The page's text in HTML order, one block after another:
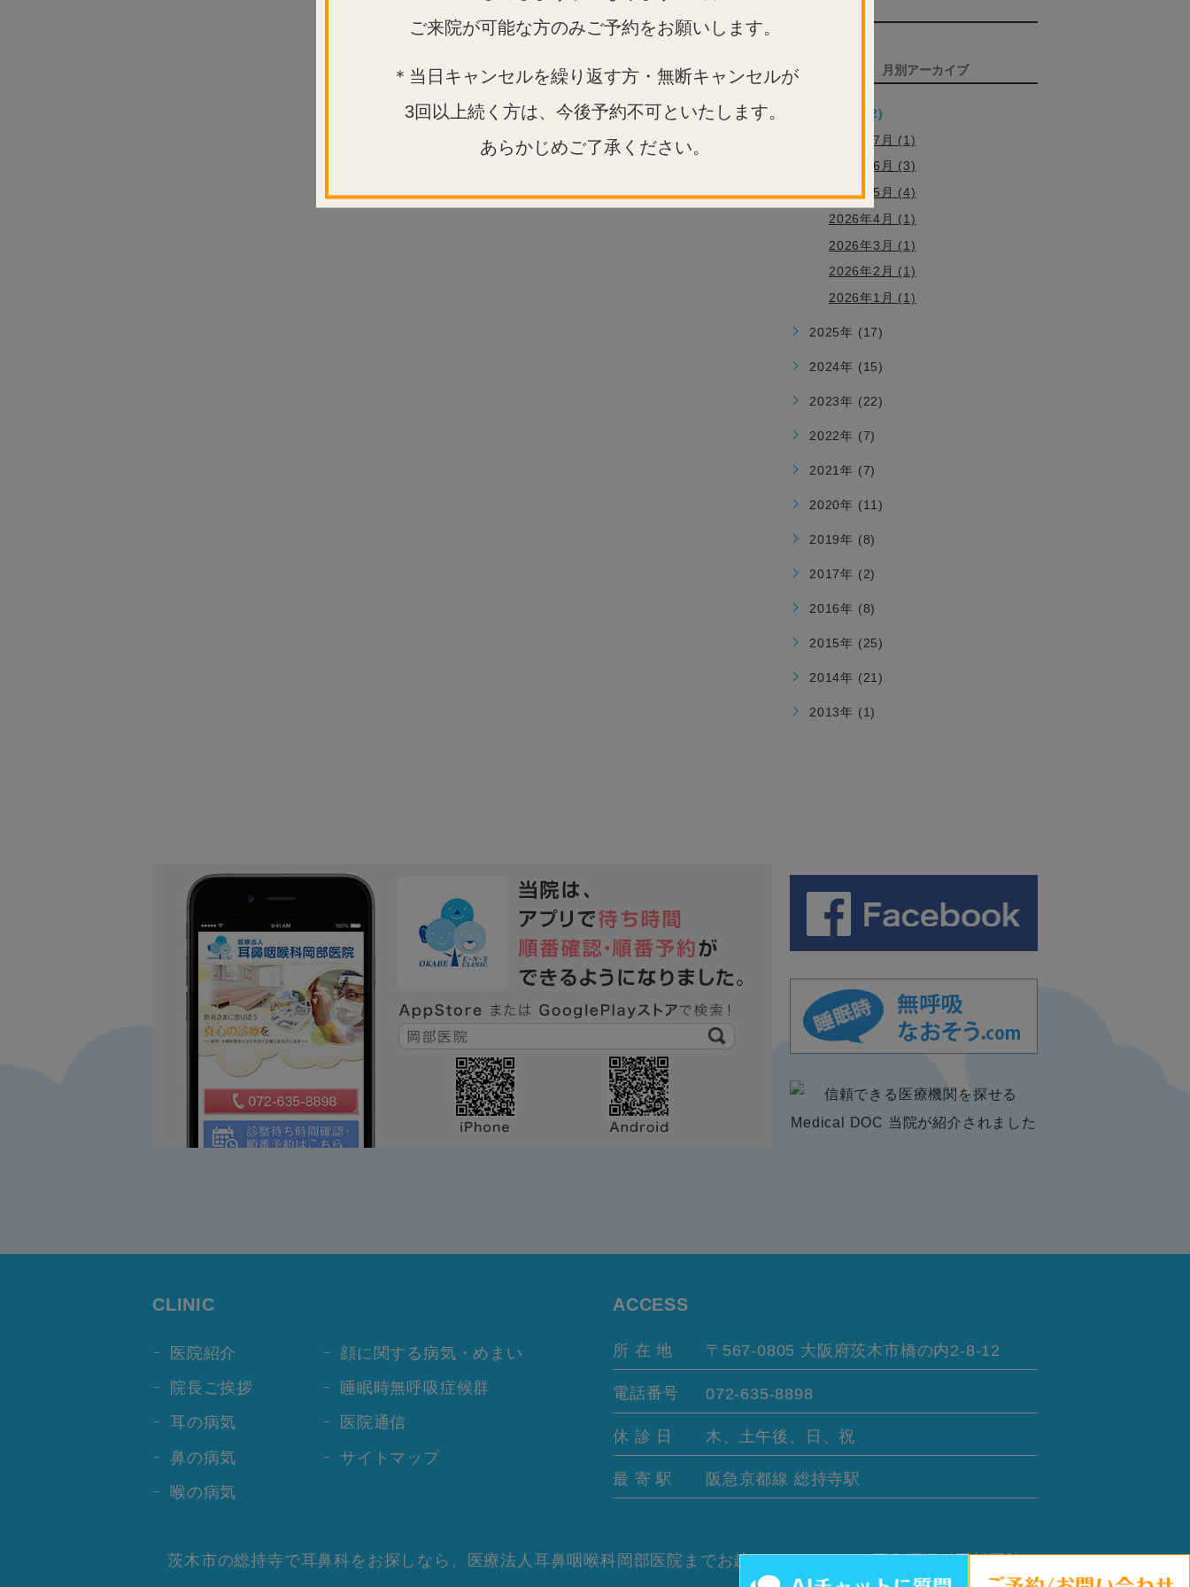
ご来院が可能な方のみご予約をお願いします。
＊当日キャンセルを繰り返す方・無断キャンセルが
3回以上続く方は、今後予約不可といたします。
あらかじめご了承ください。
ARCHIVE 月別アーカイブ
2026年 (12)
2026年7月 (1)
2026年6月 (3)
2026年5月 (4)
2026年4月 (1)
2026年3月 (1)
2026年2月 (1)
2026年1月 (1)
2025年 (17)
2024年 (15)
2023年 (22)
2022年 (7)
2021年 (7)
2020年 (11)
2019年 (8)
2017年 (2)
2016年 (8)
2015年 (25)
2014年 (21)
2013年 (1)
CLINIC
医院紹介
院長ご挨拶
耳の病気
鼻の病気
喉の病気
顔に関する病気・めまい
睡眠時無呼吸症候群
医院通信
サイトマップ
ACCESS
所 在 地 〒567-0805 大阪府茨木市橋の内 2-8-12
電話番号 072-635-8898
休 診 日 木、土午後、日、祝
最 寄 駅 阪急京都線 総持寺駅
茨木市の総持寺で耳鼻科をお探しなら、医療法人耳鼻咽喉科岡部医院までお越しください。 © 耳鼻咽喉科岡部医院